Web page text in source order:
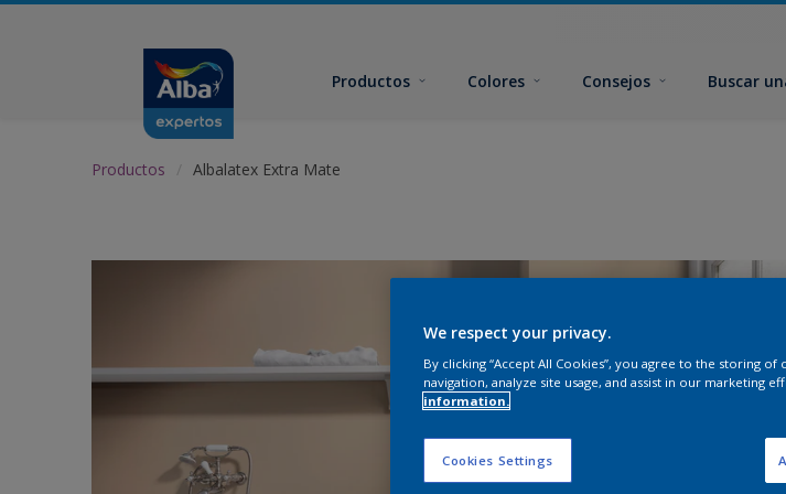
Productos Colores Consejos Buscar
Productos Albalatex Extra Mate
We respect your privacy.
By clicking “Accept All Cookies”, you agree to the storing
navigation, analyze site usage, and assist in our marketing
information.
Cookies Settings